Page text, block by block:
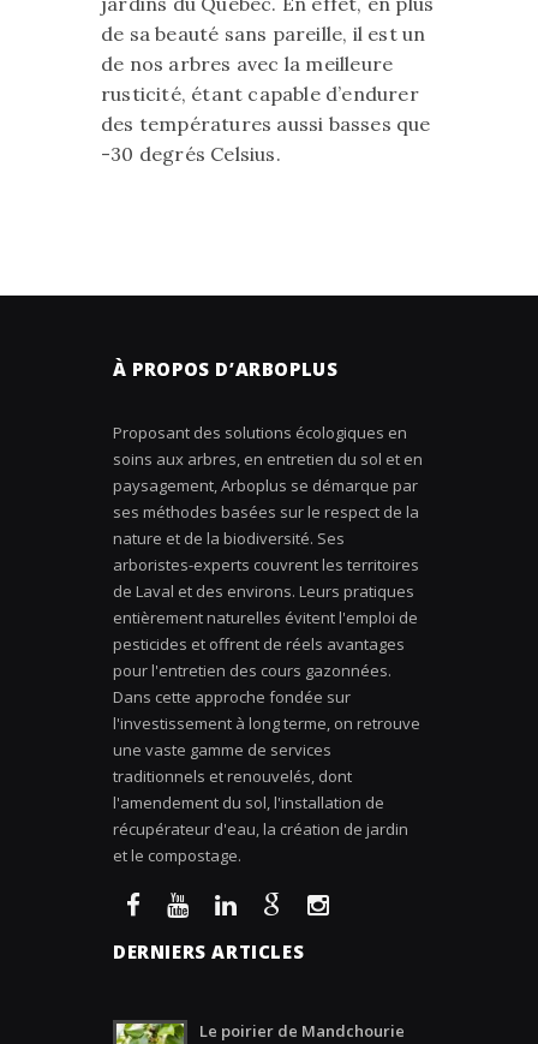
de sa beauté sans pareille, il est un
de nos arbres avec la meilleure
rusticité, étant capable d’endurer
des températures aussi basses que
-30 degrés Celsius.
À PROPOS D’ARBOPLUS
Proposant des solutions écologiques en
soins aux arbres, en entretien du sol et en
paysagement, Arboplus se démarque par
ses méthodes basées sur le respect de la
nature et de la biodiversité. Ses
arboristes-experts couvrent les territoires
de Laval et des environs. Leurs pratiques
entièrement naturelles évitent l'emploi de
pesticides et offrent de réels avantages
pour l'entretien des cours gazonnées.
Dans cette approche fondée sur
l'investissement à long terme, on retrouve
une vaste gamme de services
traditionnels et renouvelés, dont
l'amendement du sol, l'installation de
récupérateur d'eau, la création de jardin
et le compostage.
DERNIERS ARTICLES
Le poirier de Mandchourie